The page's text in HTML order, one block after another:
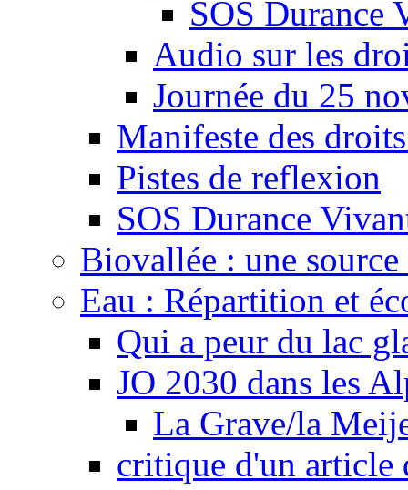
SOS Durance
Audio sur les
Journée du 25
Manifeste des
Pistes de reflexion
SOS Durance
Biovallée : une
Eau : Répartition et
Qui a peur du lac
JO 2030 dans les
La Grave/la
critique d'un article